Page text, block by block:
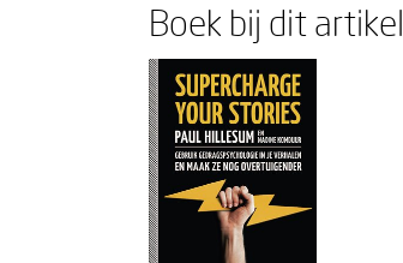
Boek bij dit artikel